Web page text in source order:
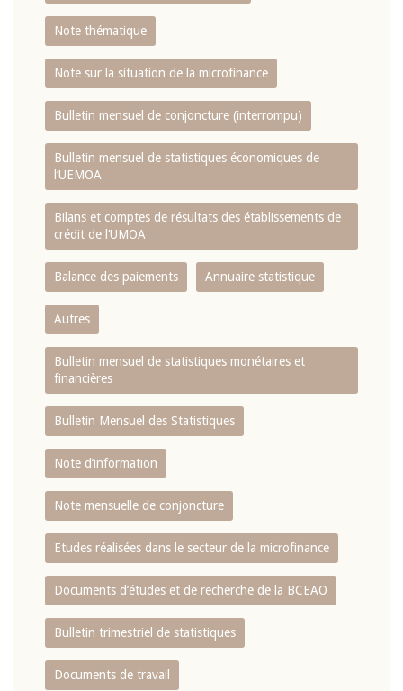
Note thématique
Note sur la situation de la microfinance
Bulletin mensuel de conjoncture (interrompu)
Bulletin mensuel de statistiques économiques de
l‘UEMOA
Bilans et comptes de résultats des établissements de
crédit de l‘UMOA
Balance des paiements Annuaire statistique
Autres
Bulletin mensuel de statistiques monétaires et
financières
Bulletin Mensuel des Statistiques
Note d’information
Note mensuelle de conjoncture
Etudes réalisées dans le secteur de la microfinance
Documents d’études et de recherche de la BCEAO
Bulletin trimestriel de statistiques
Documents de travail